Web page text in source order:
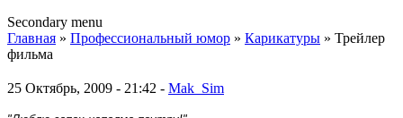
Secondary menu
Главная » Профессиональный юмор » Карикатуры » Трейлер
фильма
25 Октябрь, 2009 - 21:42 - Mak_Sim